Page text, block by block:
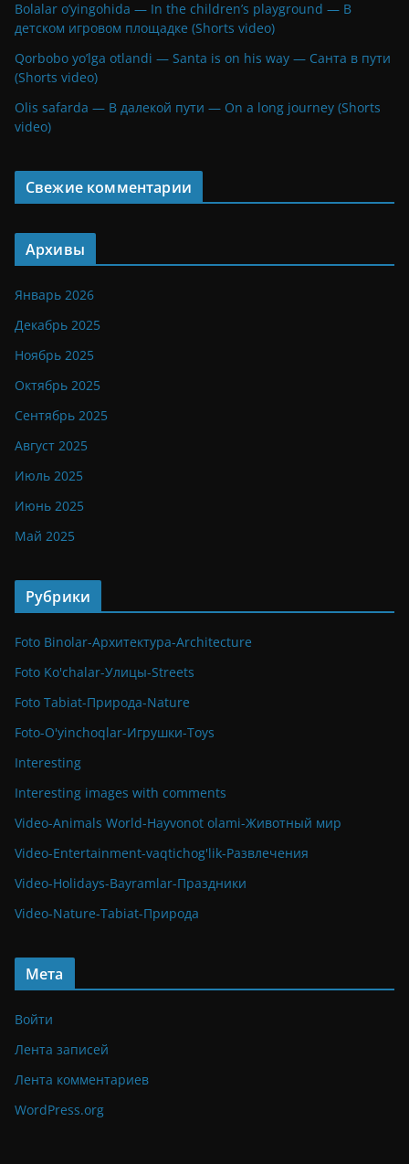
Bolalar o’yingohida — In the children’s playground — В
детском игровом площадке (Shorts video)
Qorbobo yo’lga otlandi — Santa is on his way — Санта в пути
(Shorts video)
Olis safarda — В далекой пути — On a long journey (Shorts
video)
Свежие комментарии
Архивы
Январь 2026
Декабрь 2025
Ноябрь 2025
Октябрь 2025
Сентябрь 2025
Август 2025
Июль 2025
Июнь 2025
Май 2025
Рубрики
Foto Binolar-Архитектура-Architecture
Foto Ko'chalar-Улицы-Streets
Foto Tabiat-Природа-Nature
Foto-O'yinchoqlar-Игрушки-Toys
Interesting
Interesting images with comments
Video-Animals World-Hayvonot olami-Животный мир
Video-Entertainment-vaqtichog'lik-Развлечения
Video-Holidays-Bayramlar-Праздники
Video-Nature-Tabiat-Природа
Мета
Войти
Лента записей
Лента комментариев
WordPress.org